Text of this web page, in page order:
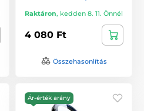
Raktáron, kedden 8. 11. Önnél
4 080 Ft
Összehasonlítás
Ár-érték arány